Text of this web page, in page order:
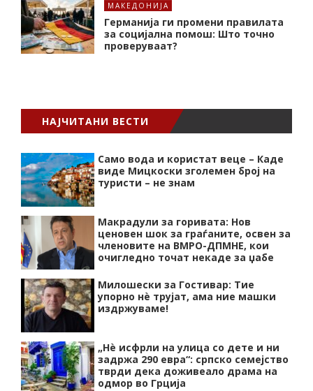
МАКЕДОНИЈА
Германија ги промени правилата
за социјална помош: Што точно
проверуваат?
НАЈЧИТАНИ ВЕСТИ
Само вода и користат веце – Каде
виде Мицкоски зголемен број на
туристи – не знам
Макрадули за горивата: Нов
ценовен шок за граѓаните, освен за
членовите на ВМРО-ДПМНЕ, кои
очигледно точат некаде за џабе
Милошески за Гостивар: Тие
упорно нѐ трујат, ама ние машки
издржуваме!
„Нѐ исфрли на улица со дете и ни
задржа 290 евра“: српско семејство
тврди дека доживеало драма на
одмор во Грција